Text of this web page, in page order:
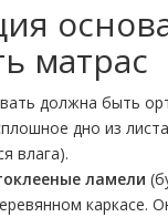
матрас
должна быть
дно из
влага).
ламели
каркасе.